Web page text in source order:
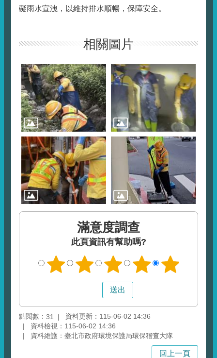
礙雨水宣洩，以維持排水順暢，保障安全。
相關圖片
滿意度調查
此頁資訊有幫助嗎?
點閱數： 31
資料更新：115-06-02 14:36
資料檢視：115-06-02 14:36
資料維護：臺北市政府環境保護局環保稽查大隊
回上一頁